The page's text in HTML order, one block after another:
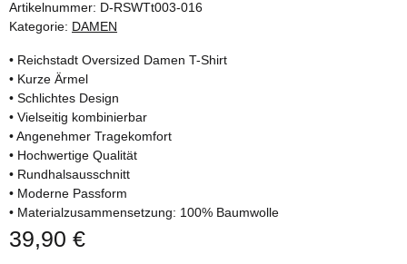
Artikelnummer: D-RSWTt003-016
Kategorie: DAMEN
• Reichstadt Oversized Damen T-Shirt
• Kurze Ärmel
• Schlichtes Design
• Vielseitig kombinierbar
• Angenehmer Tragekomfort
• Hochwertige Qualität
• Rundhalsausschnitt
• Moderne Passform
• Materialzusammensetzung: 100% Baumwolle
39,90 €